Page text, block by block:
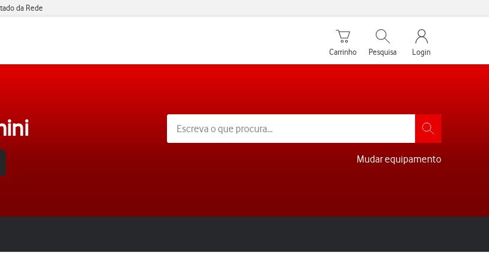
da Rede
Carrinho de compras
Carrinho
Pesquisar
Pesquisa
My Vodafone
Login
Mudar equipamento